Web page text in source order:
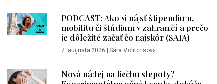
PODCAST: Ako si nájsť štipendium,
mobilitu či štúdium v zahraničí a prečo
je dôležité začať čo najskôr (SAIA)
7. augusta 2026 | Sára Molitorisová
Nová nádej na liečbu slepoty?